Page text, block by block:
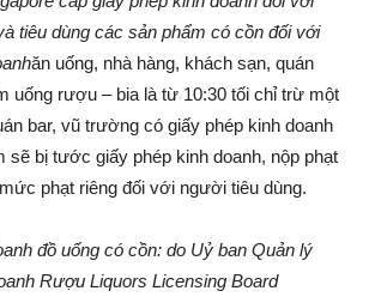
tiêu dùng các sản phẩm có cồn đối với
ăn uống, nhà hàng, khách sạn, quán
uống rượu – bia là từ 10:30 tối chỉ trừ một
bar, vũ trường có giấy phép kinh doanh
sẽ bị tước giấy phép kinh doanh, nộp phạt
phạt riêng đối với người tiêu dùng.
đồ uống có cồn: do Uỷ ban Quản lý
Rượu Liquors Licensing Board